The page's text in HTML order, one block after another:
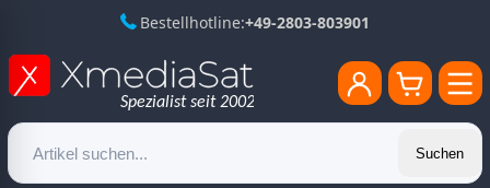
Bestellhotline:+49-2803-803901
Suchen